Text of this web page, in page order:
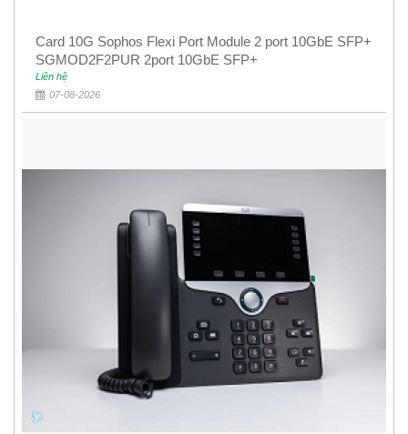
Card 10G Sophos Flexi Port Module 2 port 10GbE SFP+
SGMOD2F2PUR 2port 10GbE SFP+
Liên hệ
07-08-2026